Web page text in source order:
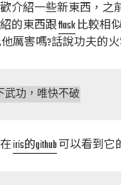
介紹一些新東西，之
的東西跟flask比較相
他厲害嗎?話說功夫的
武功，唯快不破
iris的github可以看到它